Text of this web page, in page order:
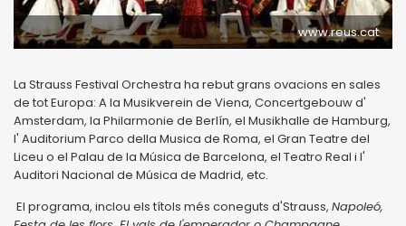
www.reus.cat
La Strauss Festival Orchestra ha rebut grans ovacions en sales
de tot Europa: A la Musikverein de Viena, Concertgebouw d'
Amsterdam, la Philarmonie de Berlín, el Musikhalle de Hamburg,
l' Auditorium Parco della Musica de Roma, el Gran Teatre del
Liceu o el Palau de la Música de Barcelona, el Teatro Real i l'
Auditori Nacional de Música de Madrid, etc.
El programa, inclou els títols més coneguts d'Strauss, Napoleó,